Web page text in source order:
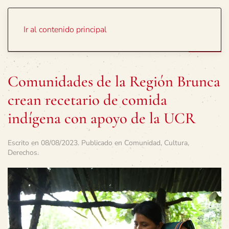
Ir al contenido principal
Comunidades de la Región Brunca
crean recetario de comida
indígena con apoyo de la UCR
Escrito en 08/08/2023. Publicado en Comunidad, Cultura,
Derechos.